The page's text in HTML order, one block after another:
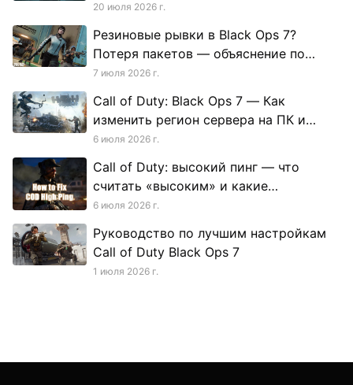
20 июля 2026 г.
Резиновые рывки в Black Ops 7?
Потеря пакетов — объяснение по
тому, что ты реально видишь
7 июля 2026 г.
Call of Duty: Black Ops 7 — Как
изменить регион сервера на ПК и
консоли
6 июля 2026 г.
Call of Duty: высокий пинг — что
считать «высоким» и какие
исправления стоит попробовать в
6 июля 2026 г.
Руководство по лучшим настройкам
Call of Duty Black Ops 7
1 июля 2026 г.